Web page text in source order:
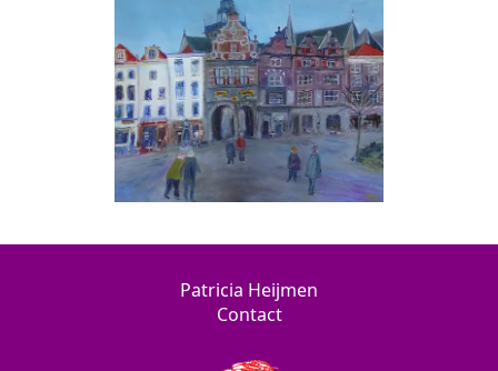
Patricia Heijmen
Contact